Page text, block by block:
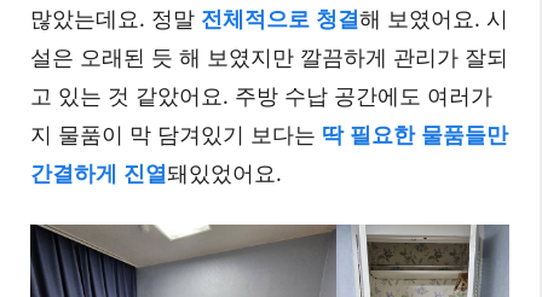
많았는데요. 정말 전체적으로 청결해 보였어요. 시
설은 오래된 듯 해 보였지만 깔끔하게 관리가 잘되
고 있는 것 같았어요. 주방 수납 공간에도 여러가
지 물품이 막 담겨있기 보다는 딱 필요한 물품들만
간결하게 진열돼있었어요.